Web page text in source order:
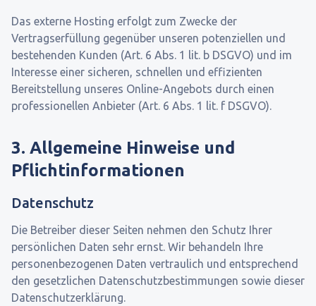
Das externe Hosting erfolgt zum Zwecke der
Vertragserfüllung gegenüber unseren potenziellen und
bestehenden Kunden (Art. 6 Abs. 1 lit. b DSGVO) und im
Interesse einer sicheren, schnellen und effizienten
Bereitstellung unseres Online-Angebots durch einen
professionellen Anbieter (Art. 6 Abs. 1 lit. f DSGVO).
3. Allgemeine Hinweise und
Pflichtinformationen
Datenschutz
Die Betreiber dieser Seiten nehmen den Schutz Ihrer
persönlichen Daten sehr ernst. Wir behandeln Ihre
personenbezogenen Daten vertraulich und entsprechend
den gesetzlichen Datenschutzbestimmungen sowie dieser
Datenschutzerklärung.